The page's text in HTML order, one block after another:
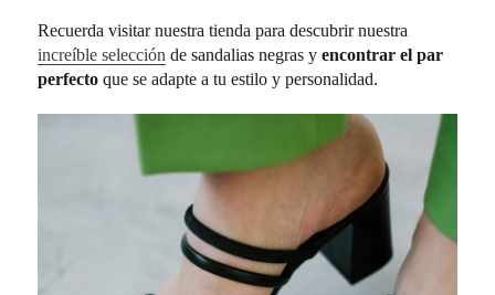
Recuerda visitar nuestra tienda para descubrir nuestra
increíble selección de sandalias negras yencontrar el par
perfecto que se adapte a tu estilo y personalidad.